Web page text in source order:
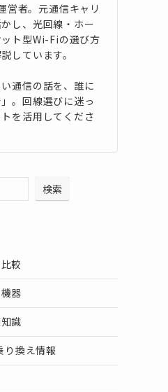
営者。元通信キャリ
し、光回線・ホー
ト型Wi-Fiの選び方
しています。
通信の話を、誰に
。回線選びに迷っ
を活用してくださ
検索
較
器
識
り換え情報